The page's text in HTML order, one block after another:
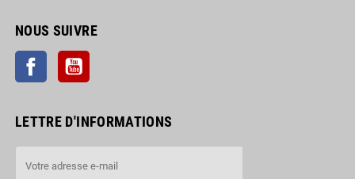
NOUS SUIVRE
FacebookYouTube
LETTRE D'INFORMATIONS